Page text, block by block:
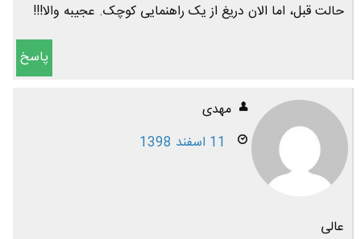
حالت قبل، اما الان دریغ از یک راهنمایی کوچک. عجیبه والا!!!
پاسخ
مهدی
11 اسفند 1398
عالی